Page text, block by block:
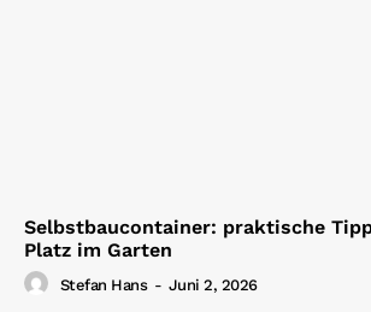
Selbstbaucontainer: praktische
Platz im Garten
Stefan Hans - Juni 2, 2026